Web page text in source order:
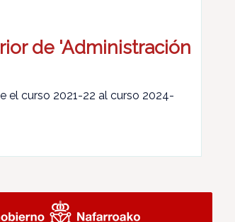
de 'Administración
el curso 2021-22 al curso 2024-